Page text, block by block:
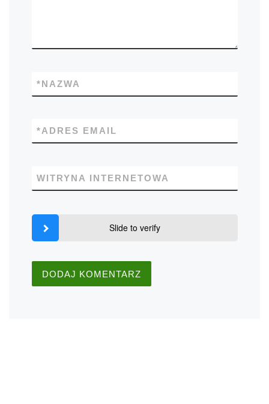
NAZWA
*
ADRES EMAIL
*
WITRYNA INTERNETOWA
Slide to verify